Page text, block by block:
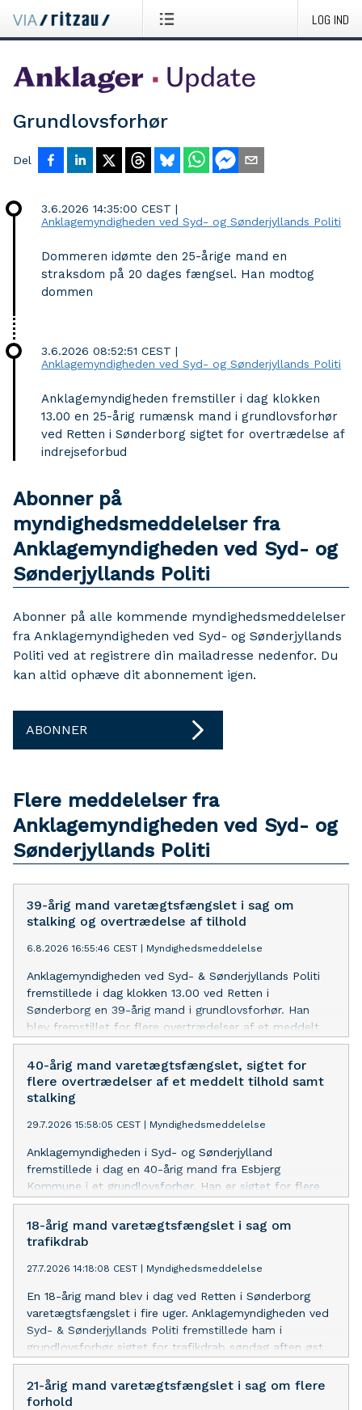
LOG IND
Grundlovsforhør
Del
3.6.2026 14:35:00 CEST |
Anklagemyndigheden ved Syd- og Sønderjyllands Politi
Dommeren idømte den 25-årige mand en
straksdom på 20 dages fængsel. Han modtog
dommen
3.6.2026 08:52:51 CEST |
Anklagemyndigheden ved Syd- og Sønderjyllands Politi
Anklagemyndigheden fremstiller i dag klokken
13.00 en 25-årig rumænsk mand i grundlovsforhør
ved Retten i Sønderborg sigtet for overtrædelse af
indrejseforbud
Abonner på
myndighedsmeddelelser fra
Anklagemyndigheden ved Syd- og
Sønderjyllands Politi
Abonner på alle kommende myndighedsmeddelelser
fra Anklagemyndigheden ved Syd- og Sønderjyllands
Politi ved at registrere din mailadresse nedenfor. Du
kan altid ophæve dit abonnement igen.
ABONNER
Flere meddelelser fra
Anklagemyndigheden ved Syd- og
Sønderjyllands Politi
39-årig mand varetægtsfængslet i sag om
stalking og overtrædelse af tilhold
6.8.2026 16:55:46 CEST Myndighedsmeddelelse
Anklagemyndigheden ved Syd- & Sønderjyllands Politi
fremstillede i dag klokken 13.00 ved Retten i
Sønderborg en 39-årig mand i grundlovsforhør. Han
blev fremstillet for flere overtrædelser af et meddelt
tilhold og for stalking. Ved grundlovsforhøret nægtede
den 39-årige mand. Han blev varetægtsfængslet i fire
uger, og han tog forbehold for kære af den kendelse.
40-årig mand varetægtsfængslet, sigtet for
flere overtrædelser af et meddelt tilhold samt
stalking
29.7.2026 15:58:05 CEST Myndighedsmeddelelse
Anklagemyndigheden i Syd- og Sønderjylland
fremstillede i dag en 40-årig mand fra Esbjerg
Kommune i et grundlovsforhør. Han er sigtet for flere
overtrædelser af et meddelt tilhold samt stalking. Den
sigtede blev varetægtsfængslet i fire uger. Han erkender
delvis. Ingen kære af varetægtsfængsling.
18-årig mand varetægtsfængslet i sag om
trafikdrab
27.7.2026 14:18:08 CEST Myndighedsmeddelelse
En 18-årig mand blev i dag ved Retten i Sønderborg
varetægtsfængslet i fire uger. Anklagemyndigheden ved
Syd- & Sønderjyllands Politi fremstillede ham i
grundlovsforhør sigtet for trafikdrab søndag aften øst
for Kruså, hvor en kvindelig motorcyklist omkom. Den
18-årige mand blev fremstillet, da der er mistanke om,
at han kørte under påvirkning af euforiserende stoffer.
21-årig mand varetægtsfængslet i sag om flere
forhold